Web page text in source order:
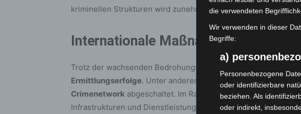
kriminellen Strukturen wird zunehmend beobachtet.
Internationale Maßnahmen zeigen
Trotz der wachsenden Bedrohungslage verzeichnete das BKA
Ermittlungserfolge. Unter anderem wurden die Plattformen
Crimenetwork abgeschaltet. Im Rahmen der internationalen
Infrastrukturen und Dienstleistungen krimineller Netzwerke
die verwendeten
Wir verwenden in dieser
Begriffe:
a)
Personenbezogene
oder identifizierbare
beziehen. Als
oder indirekt,